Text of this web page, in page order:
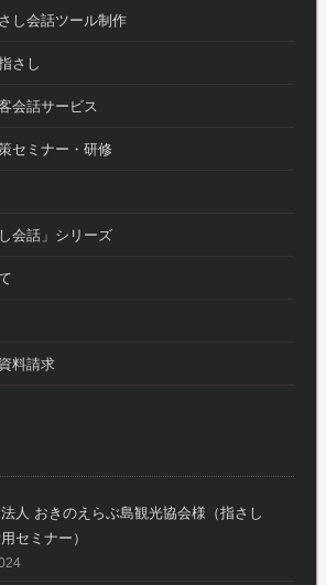
し会話ツール制作
さし
会話サービス
セミナー・研修
会話」シリーズ
料請求
人 おきのえらぶ島観光協会様（指さし
セミナー）